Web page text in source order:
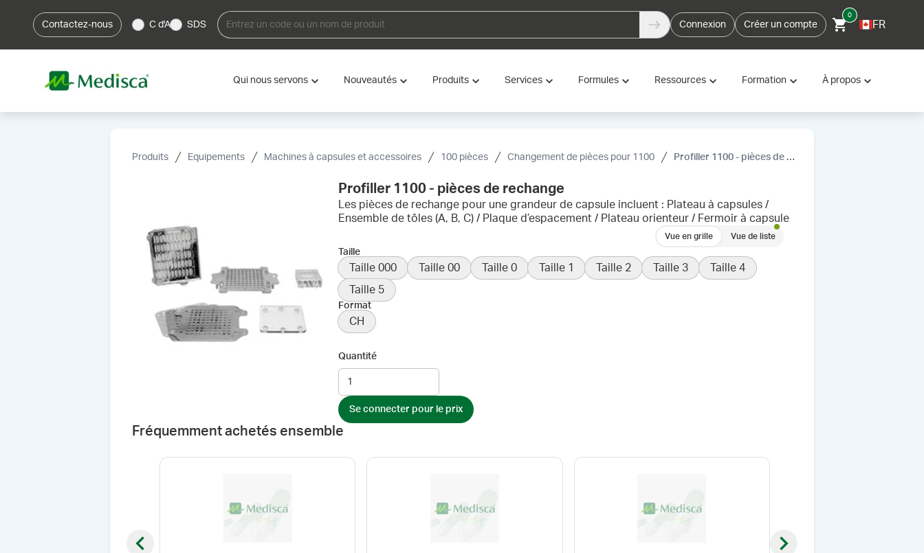
Contactez-nous C d'A SDS Connexion Créer un compte
0
FR
Qui nous servons Nouveautés Produits Services Formules Ressources Formation À propos
Produits Equipements Machines à capsules et accessoires 100 pièces Changement de pièces pour 1100 Profiller 1100 - pièces de rechange
Profiller 1100 - pièces de rechange
Les pièces de rechange pour une grandeur de capsule incluent : Plateau à capsules /
Ensemble de tôles (A, B, C) / Plaque d’espacement / Plateau orienteur / Fermoir à capsule
Vue en grille Vue de liste
Taille
Taille 000 Taille 00 Taille 0 Taille 1 Taille 2 Taille 3
Taille 4
Taille 5
Format
CH
Quantité
Se connecter pour le prix
Fréquemment achetés ensemble
Previous slide Next slide